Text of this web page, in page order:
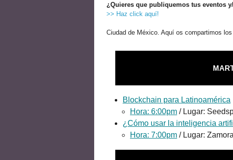
¿Quieres que publiquemos tus eventos
>> Haz click aquí!
Ciudad de México. Aquí os compartimos
Blockchain para Latinoamérica
Hora: 6:00pm / Lugar:
¿Cómo usar la inteligencia
Hora: 7:00pm / Lugar: